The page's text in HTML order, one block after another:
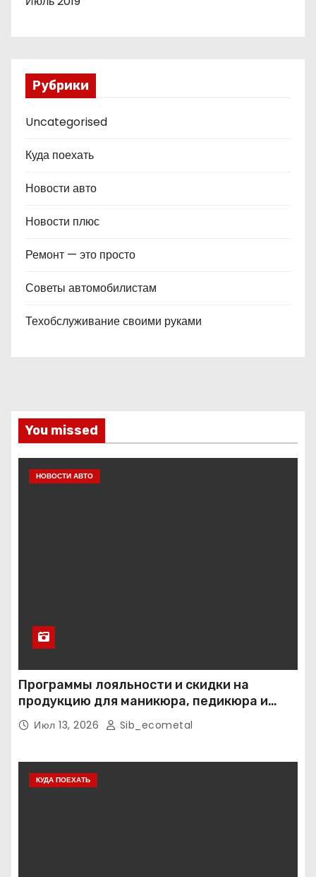
Рубрики
Uncategorised
Куда поехать
Новости авто
Новости плюс
Ремонт — это просто
Советы автомобилистам
Техобслуживание своими руками
You missed
НОВОСТИ АВТО
Программы лояльности и скидки на
продукцию для маникюра, педикюра и
наращивания ресниц
Июл 13, 2026 Sib_ecometal
КУДА ПОЕХАТЬ